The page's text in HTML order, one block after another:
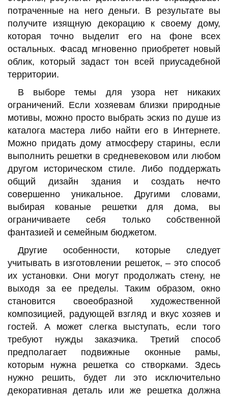
потраченные на него деньги. В результате вы
получите изящную декорацию к своему дому,
которая точно выделит его на фоне всех
остальных. Фасад мгновенно приобретет новый
облик, который задаст тон всей приусадебной
территории.
В выборе темы для узора нет никаких
ограничений. Если хозяевам близки природные
мотивы, можно просто выбрать эскиз по душе из
каталога мастера либо найти его в Интернете.
Можно придать дому атмосферу старины, если
выполнить решетки в средневековом или любом
другом историческом стиле. Либо поддержать
общий дизайн здания и создать нечто
совершенно уникальное. Другими словами,
выбирая кованые решетки для дома, вы
ограничиваете себя только собственной
фантазией и семейным бюджетом.
Другие особенности, которые следует
учитывать в изготовлении решеток, – это способ
их установки. Они могут продолжать стену, не
выходя за ее пределы. Таким образом, окно
становится своеобразной художественной
композицией, радующей взгляд и вкус хозяев и
гостей. А может слегка выступать, если того
требуют нужды заказчика. Третий способ
предполагает подвижные оконные рамы,
которым нужна решетка со створками. Здесь
нужно решить, будет ли это исключительно
декоративная деталь или же решетка должна